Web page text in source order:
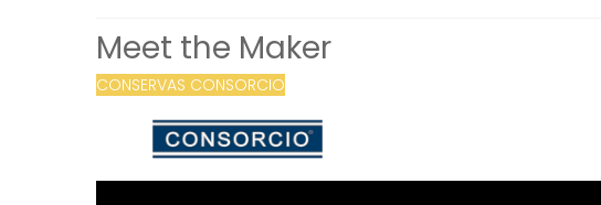
Meet the Maker
CONSERVAS CONSORCIO